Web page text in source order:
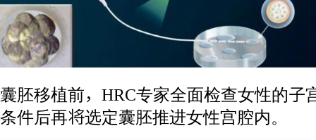
囊胚移植前，HRC专家全面检查女性的子
条件后再将选定囊胚推进女性宫腔内。